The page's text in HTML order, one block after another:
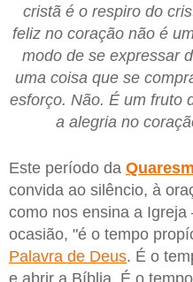
cristã é o respiro do
feliz no coração não é
modo de se expressar
uma coisa que se
esforço. Não. É um fruto
a alegria no
Este período da
convida ao silêncio, à
como nos ensina a
ocasião, "é o tempo
Palavra de Deus. É o
e abrir a Bíblia. É o